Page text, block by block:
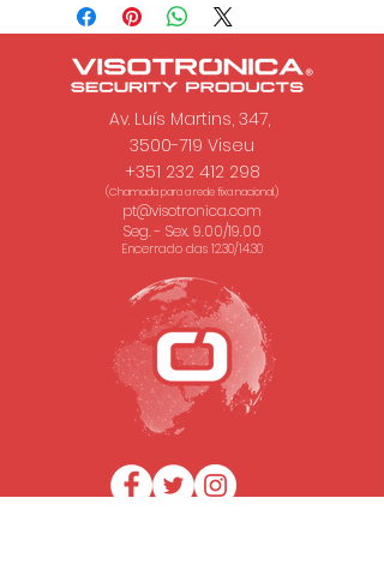
Av. Luís Martins, 347,
3500-719 Viseu
+351 232 412 298
(Chamada para a rede fixa nacional.)
pt@visotronica.com
Seg. - Sex. 9.00/19.00
Encerrado das 12.30/14.30